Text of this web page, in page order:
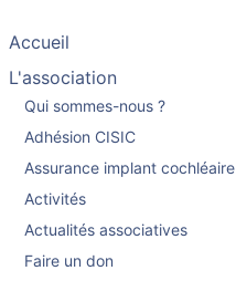
Accueil
L'association
Qui sommes-nous ?
Adhésion CISIC
Assurance implant cochléaire
Activités
Actualités associatives
Faire un don